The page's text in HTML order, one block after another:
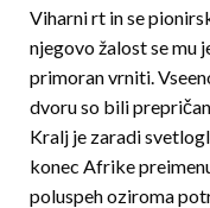
Viharni rt in se
njegovo žalost se mu
primoran vrniti.
dvoru so bili
Kralj je zaradi
konec Afrike
poluspeh oziroma